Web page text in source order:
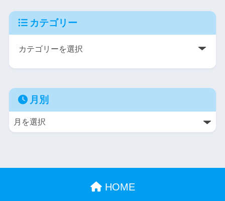
カテゴリー
月別
HOME